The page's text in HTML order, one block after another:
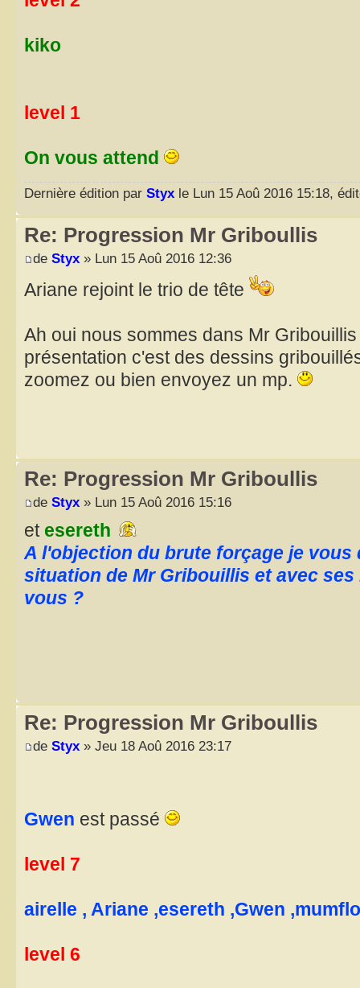
kiko
level 1
On vous attend
Dernière édition par Styx le Lun 15 Aoû 2016 15:18,
Re: Progression Mr Griboullis
de Styx » Lun 15 Aoû 2016 12:36
Ariane rejoint le trio de tête
Ah oui nous sommes dans Mr
présentation c'est des dessins
zoomez ou bien envoyez un mp.
Re: Progression Mr Griboullis
de Styx » Lun 15 Aoû 2016 15:16
et esereth
A l'objection du brute forçage je vous
situation de Mr Gribouillis et avec
vous ?
Re: Progression Mr Griboullis
de Styx » Jeu 18 Aoû 2016 23:17
Gwen est passé
level 7
airelle , Ariane ,esereth ,Gwen
level 6